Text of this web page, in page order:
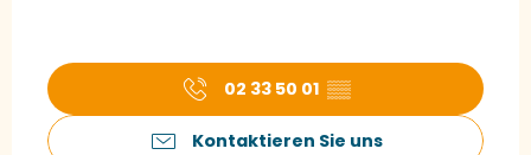
02 33 50 01 ▒▒
Kontaktieren Sie uns